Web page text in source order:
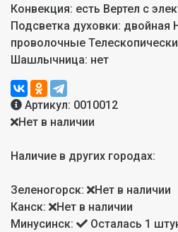
Конвекция: есть Вертел с
Подсветка духовки:
проволочные
Шашлычница: нет
Артикул: 0010012
Нет в наличии
Наличие в других городах:
Зеленогорск:
Нет в наличии
Канск:
Нет в наличии
Минусинск:
Осталась 1